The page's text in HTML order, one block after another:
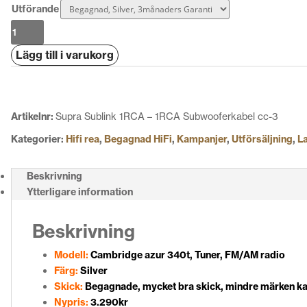
Utförande
Cambridge
azur
340t
Lägg till i varukorg
Artikelnr: Supra Sublink 1RCA – 1RCA Subwooferkabel cc-3
Kategorier: Hifi rea, Begagnad HiFi, Kampanjer, Utförsäljning,
Beskrivning
Ytterligare information
Beskrivning
Modell: Cambridge azur 340t, Tuner, FM/AM radio
Färg: Silver
Skick: Begagnade, mycket bra skick, mindre märken
Nypris: 3.290kr